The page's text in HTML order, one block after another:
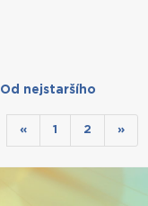
Od nejstaršího
« 1 2 »